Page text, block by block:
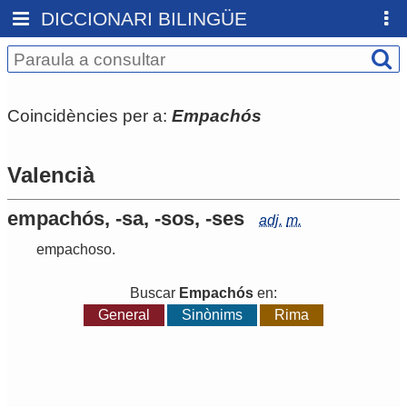
DICCIONARI BILINGÜE
Coincidències per a: Empachós
Valencià
empachós, -sa, -sos, -ses adj. m.
empachoso.
Buscar Empachós en:
General
Sinònims Rima